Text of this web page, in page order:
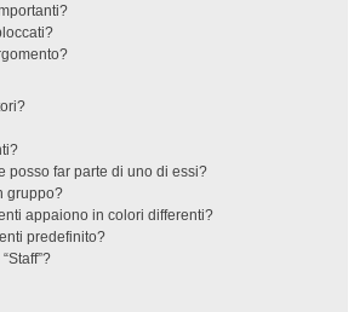
posso far parte di uno di essi?
gruppo?
appaiono in colori differenti?
predefinito?